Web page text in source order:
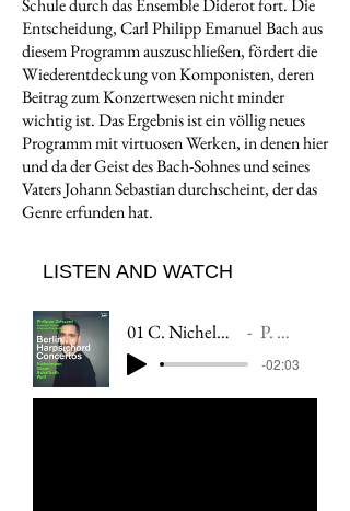
Schule durch das Ensemble Diderot fort. Die
Entscheidung, Carl Philipp Emanuel Bach aus
diesem Programm auszuschließen, fördert die
Wiederentdeckung von Komponisten, deren
Beitrag zum Konzertwesen nicht minder
wichtig ist. Das Ergebnis ist ein völlig neues
Programm mit virtuosen Werken, in denen hier
und da der Geist des Bach-Sohnes und seines
Vaters Johann Sebastian durchscheint, der das
Genre erfunden hat.
LISTEN AND WATCH
01 C. Nichelmann: Harpsichord concerto in D Minor, I. Allegro P. Grisvard | Ensemble Diderot
-02:03